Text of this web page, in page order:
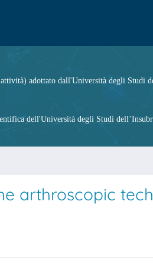
adottato dall'Università degli Studi
dell'Università degli Studi
arthroscopic